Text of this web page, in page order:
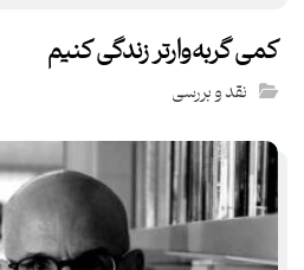
کمی گربه‌وارتر زندگی کنیم
نقد و بررسی